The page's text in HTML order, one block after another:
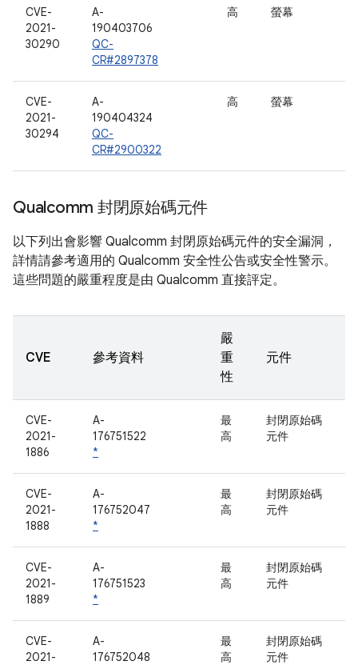
CVE-
2021-
30290
A-
190403706
QC-
CR#2897378
高 螢幕
CVE-
2021-
30294
A-
190404324
QC-
CR#2900322
高 螢幕
Qualcomm 封閉原始碼元件
以下列出會影響 Qualcomm 封閉原始碼元件的安全漏洞，
詳情請參考適用的 Qualcomm 安全性公告或安全性警示。
這些問題的嚴重程度是由 Qualcomm 直接評定。
CVE 參考資料
嚴
重
性
元件
CVE-
2021-
1886
A-
176751522
*
最
高
封閉原始碼
元件
CVE-
2021-
1888
A-
176752047
*
最
高
封閉原始碼
元件
CVE-
2021-
1889
A-
176751523
*
最
高
封閉原始碼
元件
CVE-
2021-
A-
176752048
最
高
封閉原始碼
元件